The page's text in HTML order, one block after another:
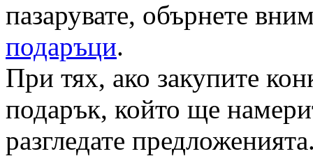
пазарувате, обърнете
подаръци.
При тях, ако закупите
подарък, който ще
разгледате